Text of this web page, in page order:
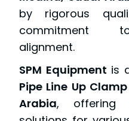
by rigorous
commitment
alignment.
SPM Equipment is
Pipe Line Up
Arabia, offering